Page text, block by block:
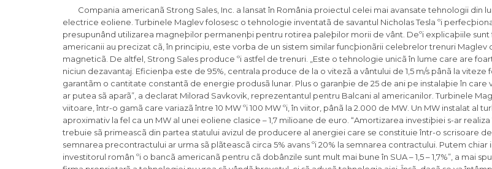
Compania americanã Strong Sales, Inc. a lansat în România proiectul celei mai avansate tehnologii din
electrice eoliene. Turbinele Maglev folosesc o tehnologie inventatã de savantul Nicholas Tesla ºi
presupunând utilizarea magneþilor permanenþi pentru rotirea paleþilor morii de vânt. Deºi explicaþiile
americanii au precizat cã, în principiu, este vorba de un sistem similar funcþionãrii celebrelor trenuri Maglev
magneticã. De altfel, Strong Sales produce ºi astfel de trenuri. „Este o tehnologie unicã în lume care are
niciun dezavantaj. Eficienþa este de 95%, centrala produce de la o vitezã a vântului de 1,5 m/s pânã la viteze
garantãm o cantitate constantã de energie produsã lunar. Plus o garanþie de 25 de ani pe instalaþie în
ar putea sã aparã”, a declarat Milorad Savkovik, reprezentantul pentru Balcani al americanilor. Turbinele
viitoare, într-o gamã care variazã între 10 MW ºi 100 MW ºi, în viitor, pânã la 2.000 de MW. Un MW instalat al
aproximativ la fel ca un MW al unei eoliene clasice – 1,7 milioane de euro. “Amortizarea investiþiei s-ar realiza
trebuie sã primeascã din partea statului avizul de producere al anergiei care se constituie într-o scrisoare
semnarea precontractului ar urma sã plãteascã circa 5% avans ºi 20% la semnarea contractului. Putem
investitorul român ºi o bancã americanã pentru cã dobânzile sunt mult mai bune în SUA – 1,5 – 1,7%”, a mai